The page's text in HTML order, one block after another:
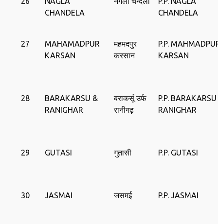
CHANDELA
CHANDELA
27
MAHAMADPUR
KARSAN
महमदपुर
करसान
P.P.
KARSAN
28
BARAKARSU &
RANIGHAR
बराकर्सू उर्फ
रानीगढ़
P.P.
RANIGHAR
29 GUTASI गुतासी P.P. GUTASI
30 JASMAI जसमई P.P. JASMAI